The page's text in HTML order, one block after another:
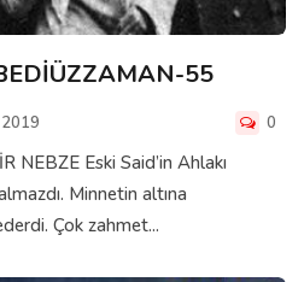
55
0
Eski Said’in Ahlakı
Minnetin altına
Çok zahmet...